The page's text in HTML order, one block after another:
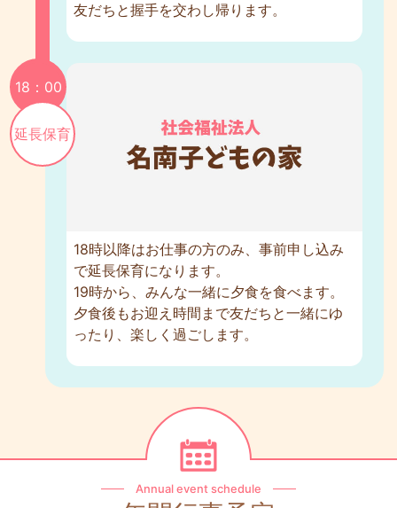
友だちと握手を交わし帰ります。
18：00
延長保育
18時以降はお仕事の方のみ、事前申し込み
で延長保育になります。
19時から、みんな一緒に夕食を食べます。
夕食後もお迎え時間まで友だちと一緒にゆ
ったり、楽しく過ごします。
Annual event schedule